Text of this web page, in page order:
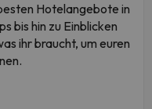
Hotelangebote in
bis hin zu Einblicken
ihr braucht, um euren